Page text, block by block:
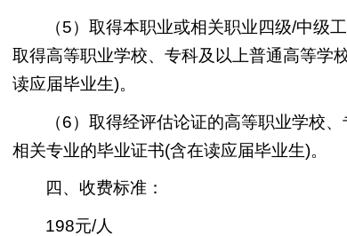
（5）取得本职业或相关职业四级/中级
取得高等职业学校、专科及以上普通高等学
读应届毕业生)。
（6）取得经评估论证的高等职业学校
相关专业的毕业证书(含在读应届毕业生)。
四、收费标准：
198元/人